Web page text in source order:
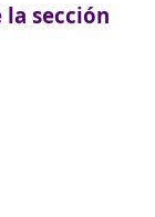
la sección